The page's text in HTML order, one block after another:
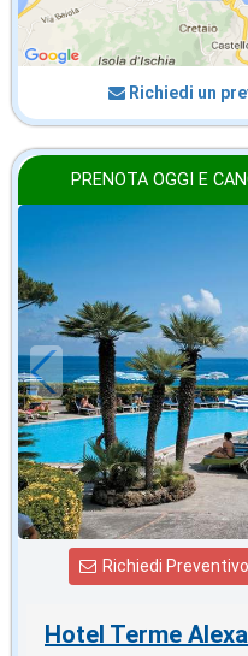
Richiedi un
PRENOTA OGGI E
2026 FERRAGOSTO
in offerta da
€117,00
a notte
Richiedi
Hotel Terme